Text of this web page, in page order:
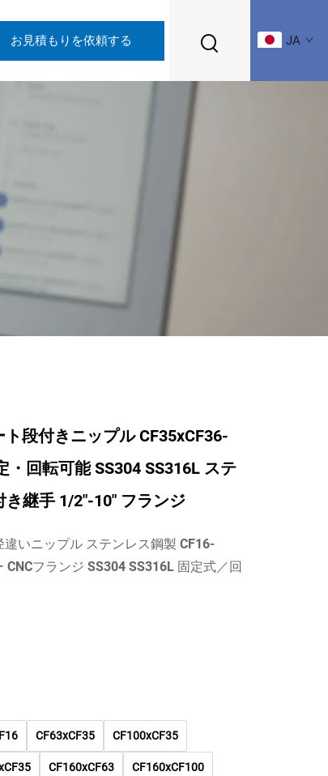
お見積もりを依頼する JA
段付きニップル CF35xCF36-
・回転可能 SS304 SS316L ステ
き継手 1/2"-10" フランジ
いニップル ステンレス鋼製 CF16-
CNCフランジ SS304 SS316L 固定式／回
CF63xCF35 CF100xCF35
CF160xCF63 CF160xCF100